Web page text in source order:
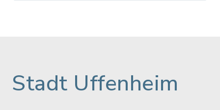
Stadt Uffenheim